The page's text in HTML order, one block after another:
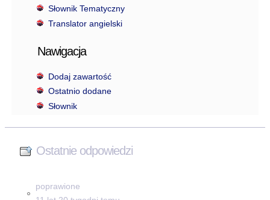
Słownik Tematyczny
Translator angielski
Nawigacja
Dodaj zawartość
Ostatnio dodane
Słownik
Ostatnie odpowiedzi
poprawione